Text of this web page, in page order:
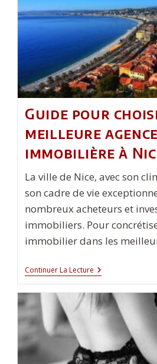
Processus
Guide pour
meilleure agence
immobilière à
La ville de Nice, avec son
son cadre de vie
nombreux acheteurs et
immobiliers. Pour
immobilier dans les
Continuer La Lecture Guide
Pour
La
Meilleure
Agence
Immobilière